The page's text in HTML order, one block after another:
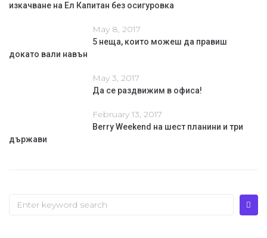
изкачване на Ел Капитан без осигуровка
May 8, 2017
5 неща, които можеш да правиш
докато вали навън
May 3, 2017
Да се раздвижим в офиса!
February 13, 2017
Berry Weekend на шест планини и три
държави